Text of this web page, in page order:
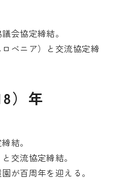
会協定締結。
ベニア）と交流協定締
）年
結。
交流協定締結。
が百周年を迎える。